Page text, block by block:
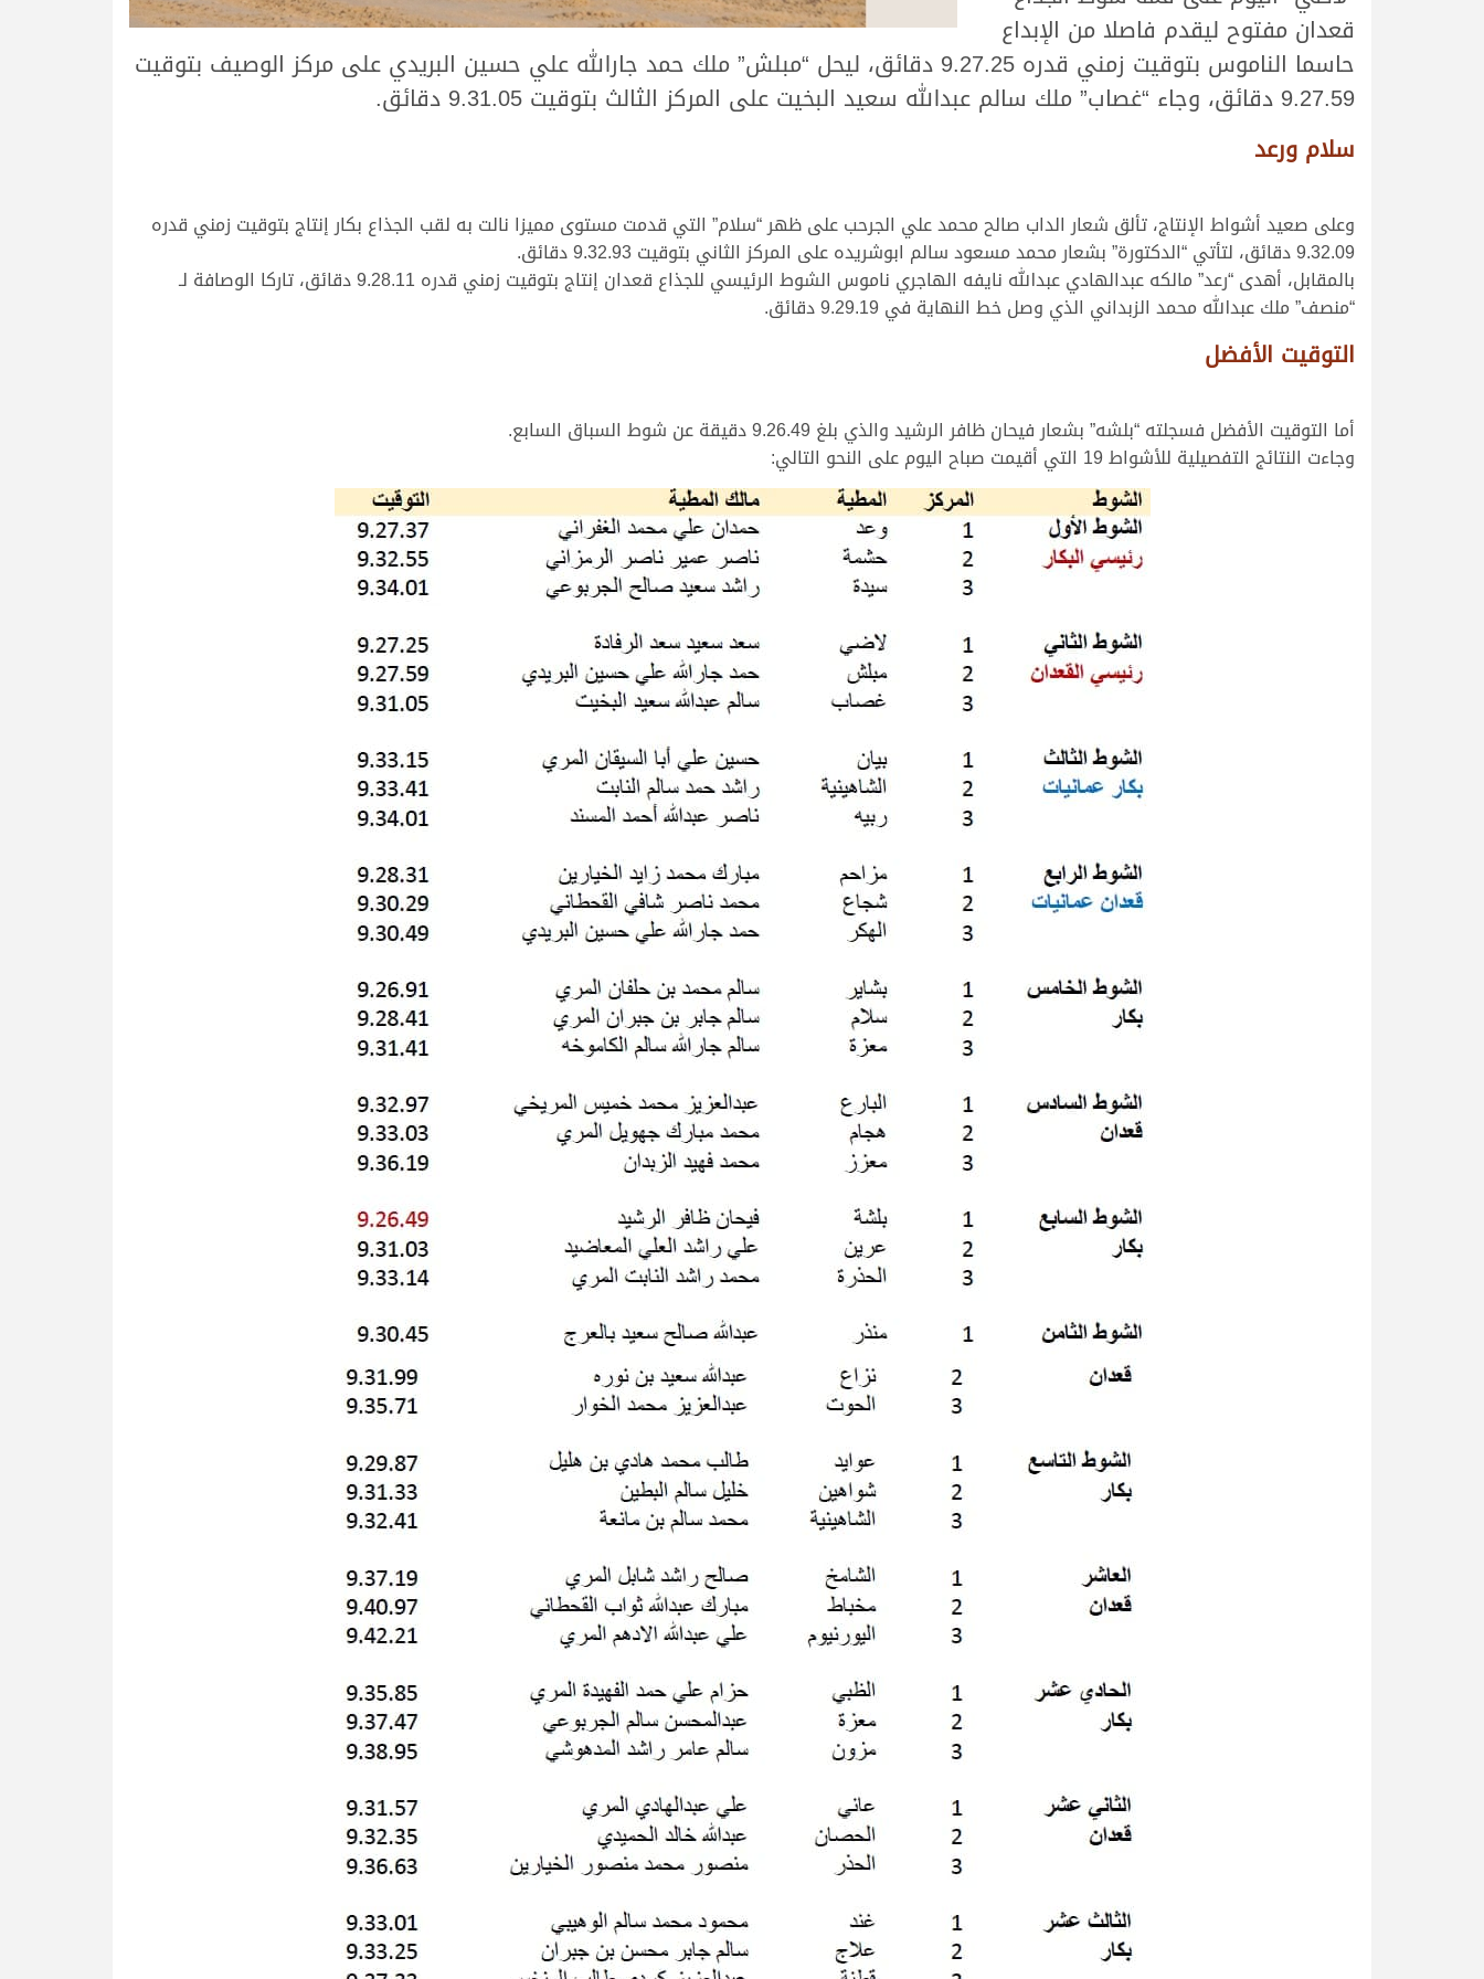
قعدان مفتوح ليقدم فاصلا من الإبداع
حاسما الناموس بتوقيت زمني قدره 9.27.25 دقائق، ليحل “مبلش” ملك حمد جارالله علي حسين البريدي على مركز الوصيف بتوقيت
9.27.59 دقائق، وجاء “غصاب” ملك سالم عبدالله سعيد البخيت على المركز الثالث بتوقيت 9.31.05 دقائق.
سلام ورعد
وعلى صعيد أشواط الإنتاج، تألق شعار الداب صالح محمد علي الجرحب على ظهر “سلام” التي قدمت مستوى مميزا نالت به لقب الجذاع بكار إنتاج بتوقيت زمني قدره
9.32.09 دقائق، لتأتي “الدكتورة” بشعار محمد مسعود سالم ابوشريده على المركز الثاني بتوقيت 9.32.93 دقائق.
بالمقابل، أهدى “رعد” مالكه عبدالهادي عبدالله نايفه الهاجري ناموس الشوط الرئيسي للجذاع قعدان إنتاج بتوقيت زمني قدره 9.28.11 دقائق، تاركا الوصافة لـ
“منصف” ملك عبدالله محمد الزبداني الذي وصل خط النهاية في 9.29.19 دقائق.
التوقيت الأفضل
أما التوقيت الأفضل فسجلته “بلشه” بشعار فيحان ظافر الرشيد والذي بلغ 9.26.49 دقيقة عن شوط السباق السابع.
وجاءت النتائج التفصيلية للأشواط 19 التي أقيمت صباح اليوم على النحو التالي: